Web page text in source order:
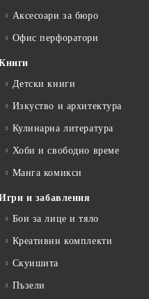
Аксесоари за бюро
Офис перфоратори
Детски книги
Изкуство и архитектура
Кулинарна литература
Хоби и свободно време
Манга комикси
и забавления
Бои за лице и тяло
Креативни комплекти
Скуишита
Пъзели